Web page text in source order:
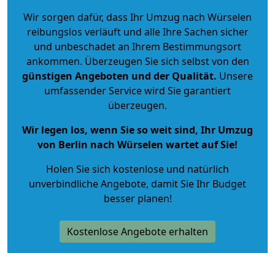
Wir sorgen dafür, dass Ihr Umzug nach Würselen
reibungslos verläuft und alle Ihre Sachen sicher
und unbeschadet an Ihrem Bestimmungsort
ankommen. Überzeugen Sie sich selbst von den
günstigen Angeboten und der Qualität. Unsere
umfassender Service wird Sie garantiert
überzeugen.
Wir legen los, wenn Sie so weit sind, Ihr Umzug
von Berlin nach Würselen wartet auf Sie!
Holen Sie sich kostenlose und natürlich
unverbindliche Angebote, damit Sie Ihr Budget
besser planen!
Kostenlose Angebote erhalten